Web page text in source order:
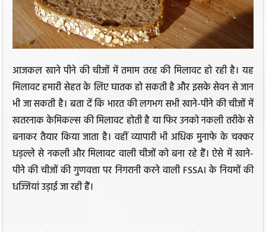
आजकल खाने पीने की चीजों में तमाम तरह की मिलावट हो रही है। यह
मिलावट हमारी सेहत के लिए घातक हो सकती है और इसके सेवन से जान
भी जा सकती है। बता दें कि भारत की लगभग सभी खाने-पीने की चीजों में
खतरनाक केमिकल्स की मिलावट होती है या फिर उनको नकली तरीके से
बनाकर तैयार किया जाता है। वहीं व्यापारी भी अधिक मुनाफे के चक्कर
धड़ल्ले से नकली और मिलावट वाली चीजों को बना रहे हैं। ऐसे में खाने-
पीने की चीजों की गुणवत्ता पर निगरानी करने वाली FSSAI के नियमों की
धज्जियां उड़ाई जा रही हैं।